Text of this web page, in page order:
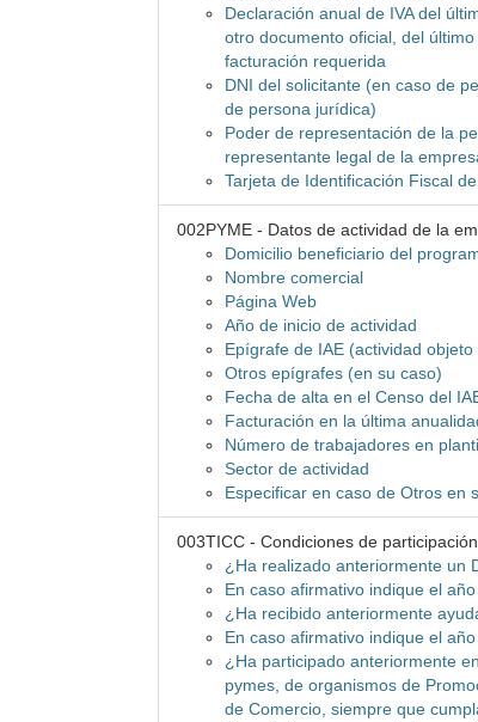
Declaración anual de IVA del
otro documento oficial, del
facturación requerida
DNI del solicitante (en caso de
de persona jurídica)
Poder de representación de la
representante legal de la
Tarjeta de Identificación Fiscal
002PYME - Datos de actividad de la
Domicilio beneficiario del
Nombre comercial
Página Web
Año de inicio de actividad
Epígrafe de IAE (actividad objeto
Otros epígrafes (en su caso)
Fecha de alta en el Censo del
Facturación en la última
Número de trabajadores en
Sector de actividad
Especificar en caso de Otros en
003TICC - Condiciones de
¿Ha realizado anteriormente un
En caso afirmativo indique el año
¿Ha recibido anteriormente
En caso afirmativo indique el año
¿Ha participado anteriormente
pymes, de organismos de
de Comercio, siempre que